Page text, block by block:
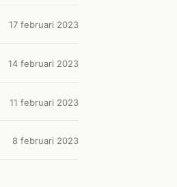
17 februari 2023
14 februari 2023
11 februari 2023
8 februari 2023